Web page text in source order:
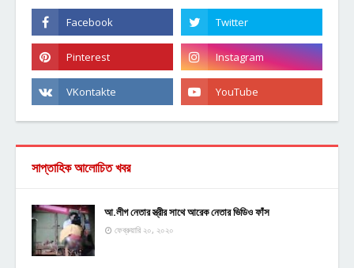
সাপ্তাহিক আলোচিত খবর
আ.লীগ নেতার স্ত্রীর সাথে আরেক নেতার ভিডিও ফাঁস
ফেব্রুয়ারি ২০, ২০২০